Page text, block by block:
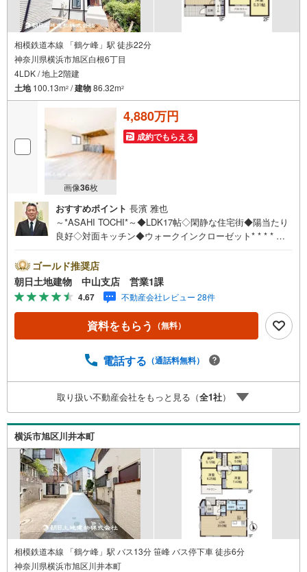
相模鉄道本線 「鶴ケ峰」駅 徒歩22分
神奈川県横浜市旭区白根6丁目
4LDK / 地上2階建
土地100.13m2 /建物86.32m2
画像36枚
4,880万円
成約でもらえる
おすすめポイント 長濱 雅也
～*ASAHI TOCHI*～◆LDK17帖◇閑静な住宅街◆陽当たり
良好◇対面キッチン◆ウォークインクローゼット* * * * 住
ることができました♪ご成約件数7万件達成!!☆当日のご見
学も対応可能です！☆JR横浜線「中山」駅徒歩1分！☆ご
予約は『朝日土地建物中山店』まで！朝日土地建物グルー
プは地域密着を合言葉に全13店舗でその地域No.1を目指し
ております。広告掲載していない物件も多数ございます。
色々廻ったけど良い物件が無いなぁ・・頭金無くても平
でもお気軽にご相談ください！有資格者が丁寧にご説明さ
ゴールド推奨店
朝日土地建物 中山支店 営業1課
4.67 不動産会社レビュー 28件
資料をもらう （無料）
電話する （通話料無料）
取り扱い不動産会社をもっと見る（全1社）
横浜市旭区川井本町
相模鉄道本線 「鶴ケ峰」駅 バス13分 笹峰 バス停下車 徒歩6分
神奈川県横浜市旭区川井本町